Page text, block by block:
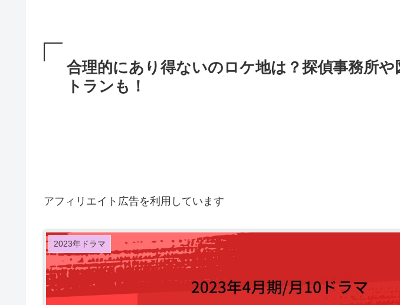
合理的にあり得ないのロケ地は？探偵事務所や
トランも！
アフィリエイト広告を利用しています
2023年ドラマ